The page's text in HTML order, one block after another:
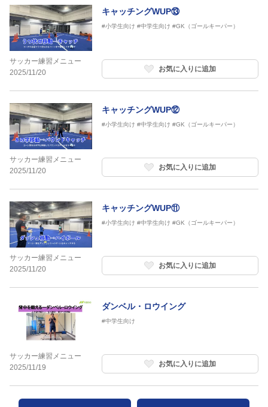
サッカー練習メニュー
2025/11/20
キャッチングWUP⑬
#小学生向け #中学生向け #GK（ゴールキーパー）
お気に入りに追加
サッカー練習メニュー
2025/11/20
キャッチングWUP⑫
#小学生向け #中学生向け #GK（ゴールキーパー）
お気に入りに追加
サッカー練習メニュー
2025/11/20
キャッチングWUP⑪
#小学生向け #中学生向け #GK（ゴールキーパー）
お気に入りに追加
サッカー練習メニュー
2025/11/19
ダンベル・ロウイング
#中学生向け
お気に入りに追加